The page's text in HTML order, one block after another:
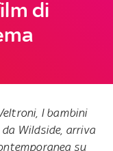
di
I bambini
Wildside, arriva
su